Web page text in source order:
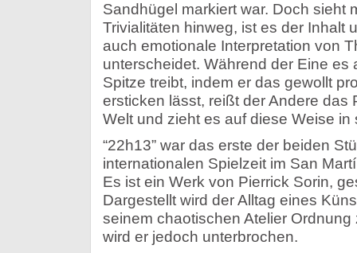
Sandhügel markiert war. Doch sieht
Trivialitäten hinweg, ist es der Inhalt
auch emotionale Interpretation von
unterscheidet. Während der Eine es
Spitze treibt, indem er das gewollt
ersticken lässt, reißt der Andere das
Welt und zieht es auf diese Weise in
“22h13” war das erste der beiden
internationalen Spielzeit im San
Es ist ein Werk von Pierrick Sorin,
Dargestellt wird der Alltag eines
seinem chaotischen Atelier
wird er jedoch unterbrochen.